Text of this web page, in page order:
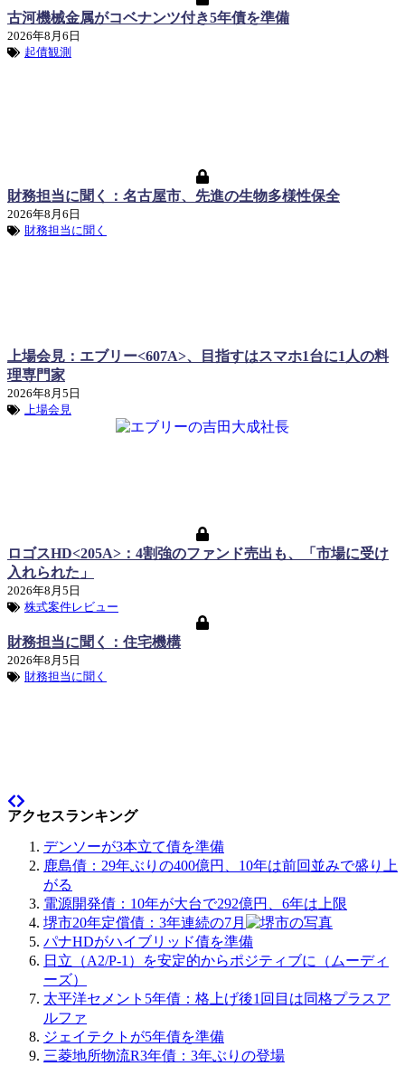
古河機械金属がコベナンツ付き5年債を準備
2026年8月6日
起債観測
財務担当に聞く：名古屋市、先進の生物多様性保全
2026年8月6日
財務担当に聞く
上場会見：エブリー<607A>、目指すはスマホ1台に1人の料
理専門家
2026年8月5日
上場会見
ロゴスHD<205A>：4割強のファンド売出も、「市場に受け
入れられた」
2026年8月5日
株式案件レビュー
財務担当に聞く：住宅機構
2026年8月5日
財務担当に聞く
アクセスランキング
デンソーが3本立て債を準備
鹿島債：29年ぶりの400億円、10年は前回並みで盛り上
がる
電源開発債：10年が大台で292億円、6年は上限
堺市20年定償債：3年連続の7月
パナHDがハイブリッド債を準備
日立（A2/P-1）を安定的からポジティブに（ムーディ
ーズ）
太平洋セメント5年債：格上げ後1回目は同格プラスア
ルファ
ジェイテクトが5年債を準備
三菱地所物流R3年債：3年ぶりの登場